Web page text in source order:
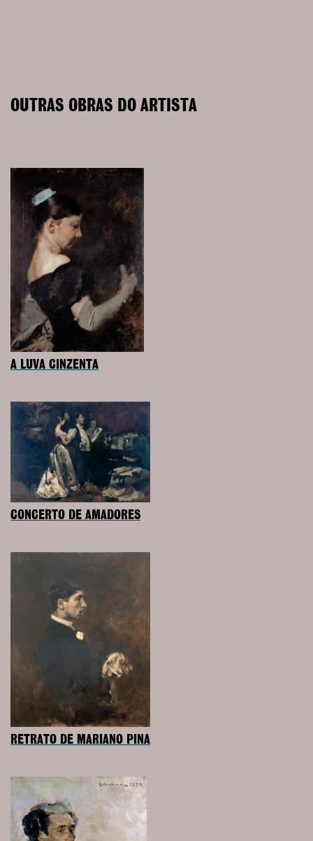
OUTRAS OBRAS DO ARTISTA
A LUVA CINZENTA
CONCERTO DE AMADORES
RETRATO DE MARIANO PINA